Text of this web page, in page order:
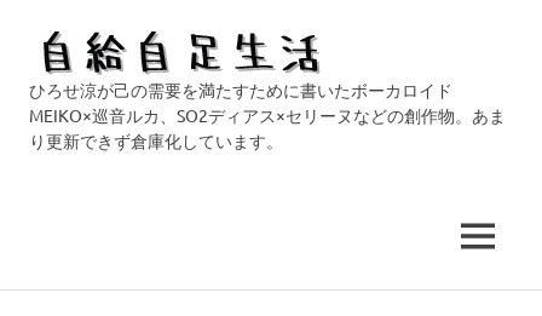
給
生
ひろせ涼が己の需要を満たすために書いたボーカロイド
MEIKO×巡音ルカ、SO2ディアス×セリーヌなどの創作物。あま
り更新できず倉庫化しています。
MENU